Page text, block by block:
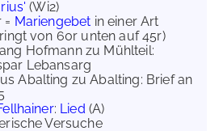
(Wi2)
Mariengebet in einer Art
von 60r unten auf 45r)
Hofmann zu Mühlteil:
Lebansarg
Abalting zu Abalting: Brief an
: Lied (A)
Versuche